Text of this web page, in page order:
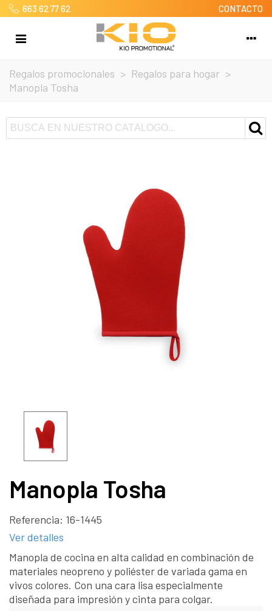
663 62 77 62 CONTACTO
Regalos promocionales > Regalos para hogar >
Manopla Tosha
Manopla Tosha
Referencia: 16-1445
Ver detalles
Manopla de cocina en alta calidad en combinación de
materiales neopreno y poliéster de variada gama en
vivos colores. Con una cara lisa especialmente
diseñada para impresión y cinta para colgar.